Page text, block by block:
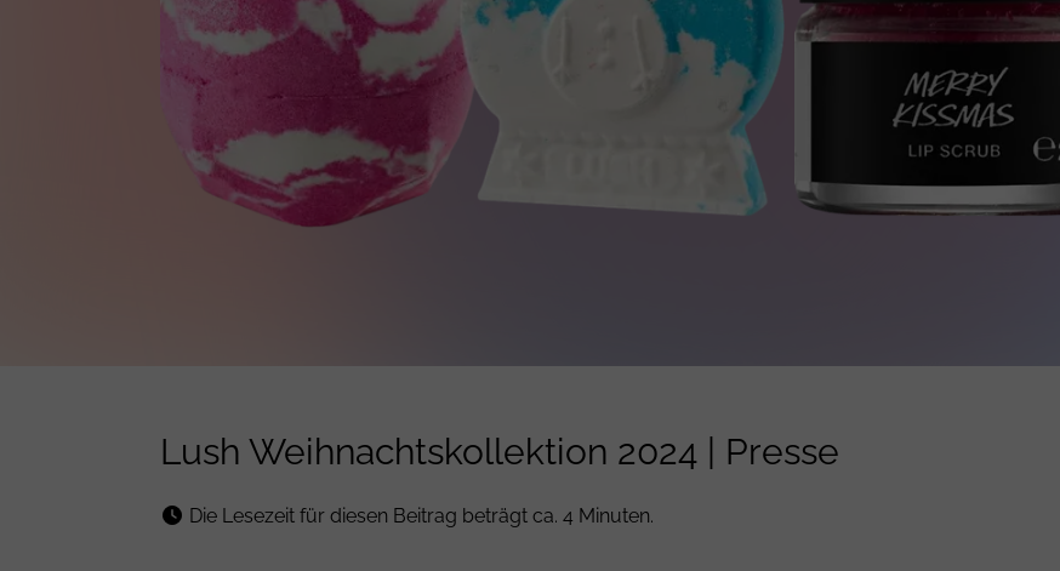
Lush Weihnachtskollektion 2024 | Presse
Die Lesezeit für diesen Beitrag beträgt ca. 4 Minuten.